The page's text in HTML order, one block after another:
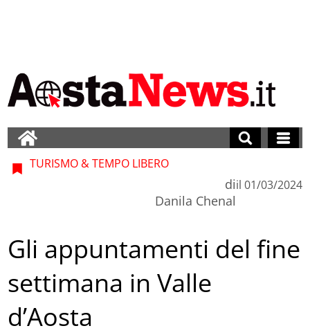
TURISMO & TEMPO LIBERO
di
Danila Chenal
il 01/03/2024
Gli appuntamenti del fine
settimana in Valle
d’Aosta